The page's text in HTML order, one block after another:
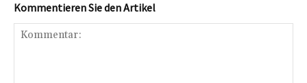
Kommentieren Sie den Artikel